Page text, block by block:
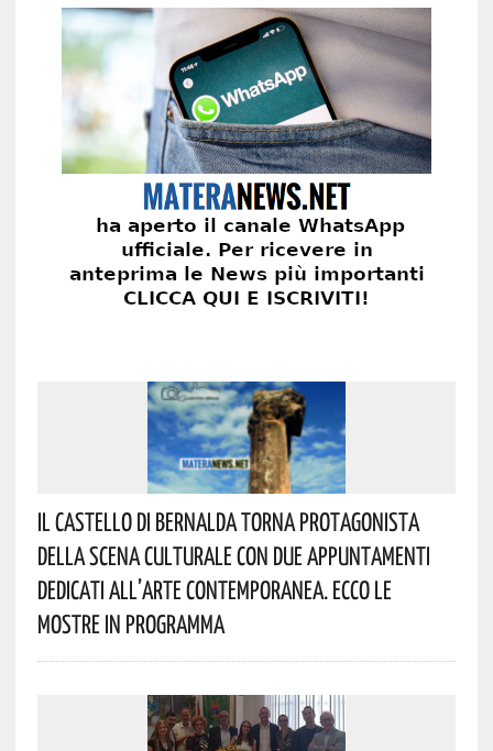
Il Castello Di Bernalda Torna Protagonista
Della Scena Culturale Con Due Appuntamenti
Dedicati All’arte Contemporanea. Ecco Le
Mostre In Programma